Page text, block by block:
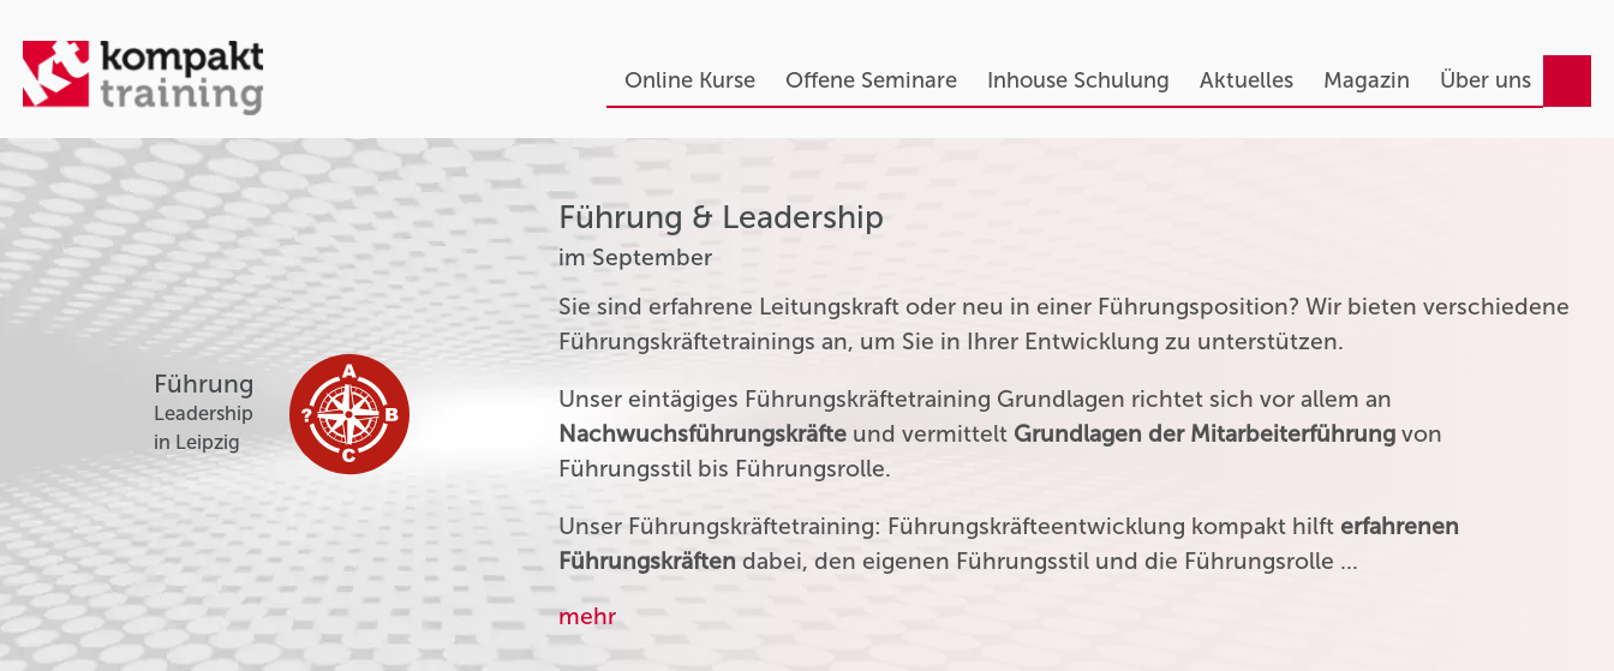
Online Kurse Offene Seminare Inhouse Schulung Aktuelles Magazin Über uns
Führung
Leadership
in Leipzig
Führung & Leadership
im September
Sie sind erfahrene Leitungskraft oder neu in einer Führungsposition? Wir bieten verschiedene
Führungskräftetrainings an, um Sie in Ihrer Entwicklung zu unterstützen.
Unser eintägiges Führungskräftetraining Grundlagen richtet sich vor allem an
Nachwuchsführungskräfte und vermittelt Grundlagen der Mitarbeiterführung von
Führungsstil bis Führungsrolle.
Unser Führungskräftetraining: Führungskräfteentwicklung kompakt hilfterfahrenen
Führungskräften dabei, den eigenen Führungsstil und die Führungsrolle …
mehr